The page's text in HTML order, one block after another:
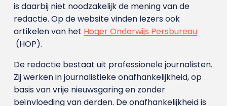
is daarbij niet noodzakelijk de mening van de
redactie. Op de website vinden lezers ook
artikelen van het Hoger Onderwijs Persbureau
(HOP).
De redactie bestaat uit professionele journalisten.
Zij werken in journalistieke onafhankelijkheid, op
basis van vrije nieuwsgaring en zonder
beïnvloeding van derden. De onafhankelijkheid is